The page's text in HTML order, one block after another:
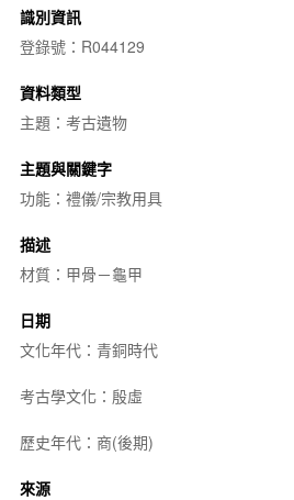
識別資訊
登錄號：R044129
資料類型
主題：考古遺物
主題與關鍵字
功能：禮儀/宗教用具
描述
材質：甲骨－龜甲
日期
文化年代：青銅時代
考古學文化：殷虛
歷史年代：商(後期)
來源